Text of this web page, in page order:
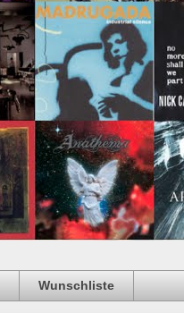
Wunschliste